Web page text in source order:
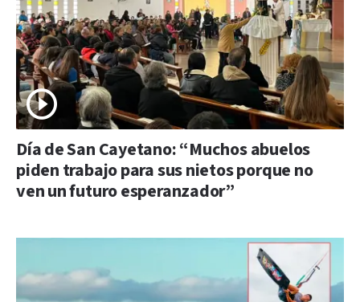
Día de San Cayetano: “Muchos abuelos
piden trabajo para sus nietos porque no
ven un futuro esperanzador”